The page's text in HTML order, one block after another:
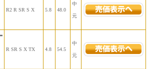
R2 R SR S X 5.8 48.0
中
元
R SR S X TX 4.8 54.5
中
元